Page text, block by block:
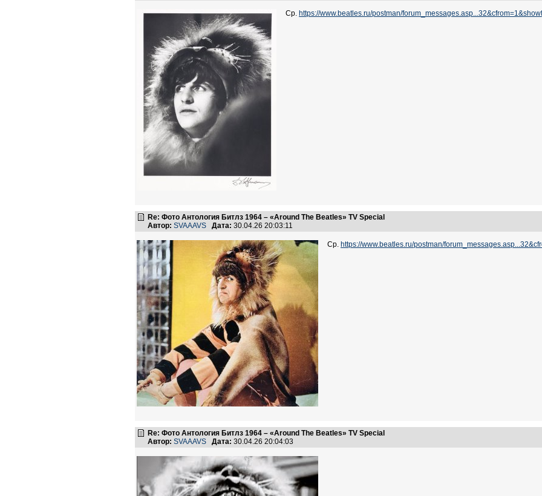
Ср. https://www.beatles.ru/postman/
Re: Фото Антология Битлз 1964 – «Around The Beatles» TV Special
Автор: SVAAAVS Дата: 30.04.26 20:03:11
Ср. https://www.beatles.ru/postman/
Re: Фото Антология Битлз 1964 – «Around The Beatles» TV Special
Автор: SVAAAVS Дата: 30.04.26 20:04:03